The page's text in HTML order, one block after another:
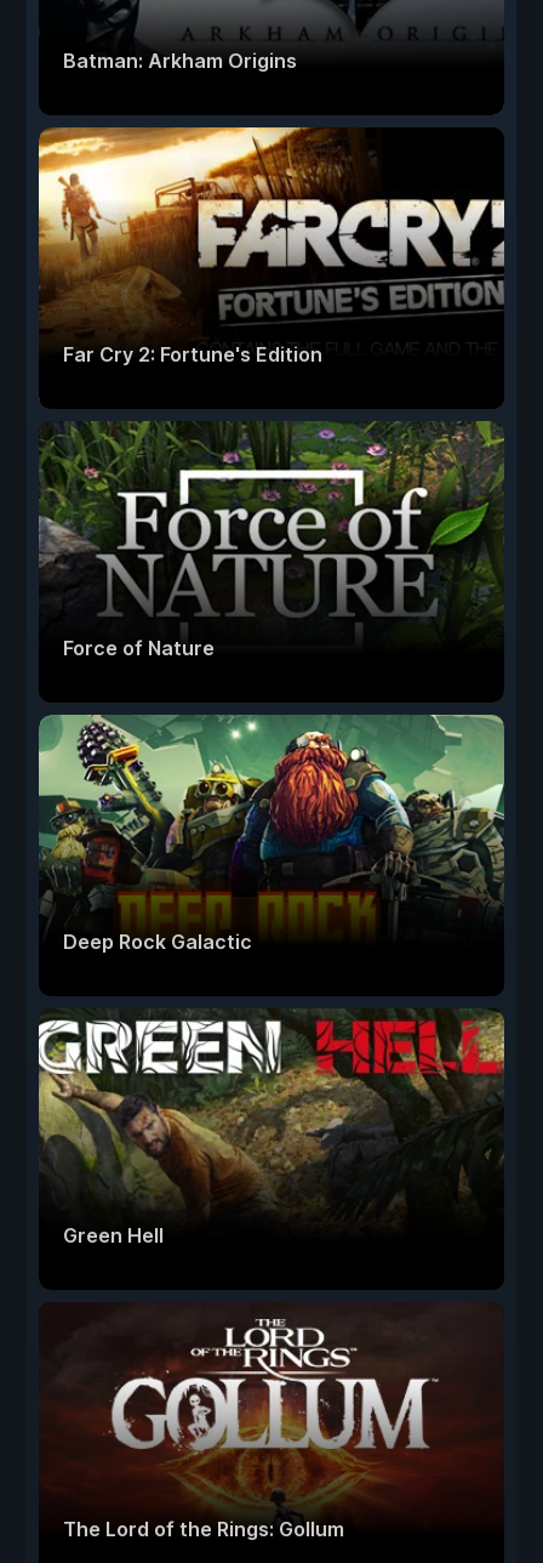
Batman: Arkham Origins
Far Cry 2: Fortune's Edition
Force of Nature
Deep Rock Galactic
Green Hell
The Lord of the Rings: Gollum